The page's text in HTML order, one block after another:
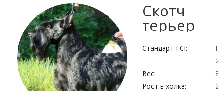
Скотч
терьер
Стандарт FCI:
Вес:
Рост в холке: